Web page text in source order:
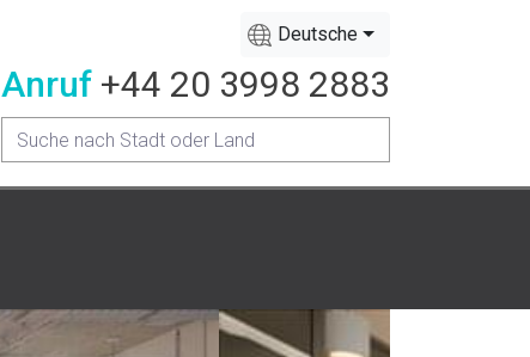
Deutsche
Anruf +44 20 3998 2883